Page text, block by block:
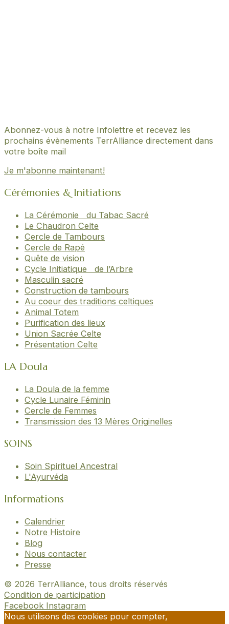
Abonnez-vous à notre Infolettre et recevez les
prochains évènements TerrAlliance directement dans
votre boîte mail
Je m'abonne maintenant!
Cérémonies & Initiations
La Cérémonie du Tabac Sacré
Le Chaudron Celte
Cercle de Tambours
Cercle de Rapé
Quête de vision
Cycle Initiatique de l’Arbre
Masculin sacré
Construction de tambours
Au coeur des traditions celtiques
Animal Totem
Purification des lieux
Union Sacrée Celte
Présentation Celte
LA Doula
La Doula de la femme
Cycle Lunaire Féminin
Cercle de Femmes
Transmission des 13 Mères Originelles
SOINS
Soin Spirituel Ancestral
L'Ayurvéda
Informations
Calendrier
Notre Histoire
Blog
Nous contacter
Presse
© 2026 TerrAlliance, tous droits réservés
Condition de participation
Facebook Instagram
Nous utilisons des cookies pour compter,